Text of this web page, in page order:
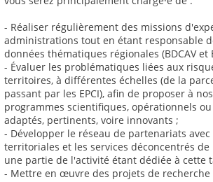
- Réaliser régulièrement des missions
administrations tout en étant responsable
données thématiques régionales (BDCAV et
- Évaluer les problématiques liées aux
territoires, à différentes échelles (de la
passant par les EPCI), afin de proposer à
programmes scientifiques, opérationnels
adaptés, pertinents, voire innovants ;
- Développer le réseau de partenariats
territoriales et les services déconcentrés de
une partie de l'activité étant dédiée à cette
- Mettre en œuvre des projets de